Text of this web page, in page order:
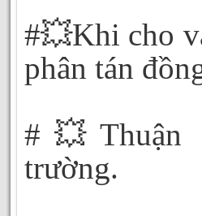
#💥Khi cho
phân tán
#💥Thuận
trường.